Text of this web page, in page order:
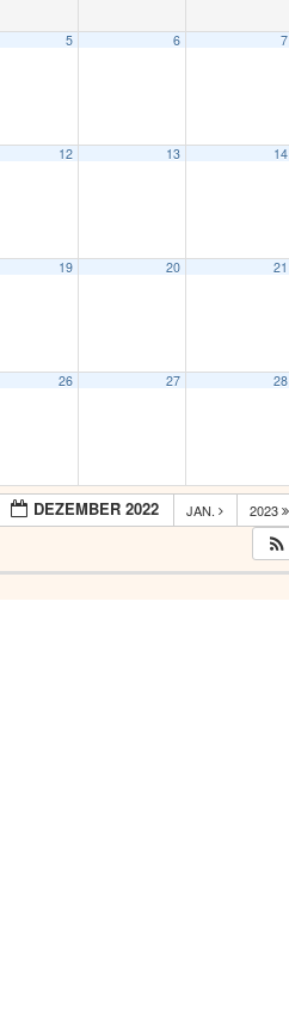
5 6 7
12 13 14
19 20 21
26 27 28
DEZEMBER 2022 JAN.
2023